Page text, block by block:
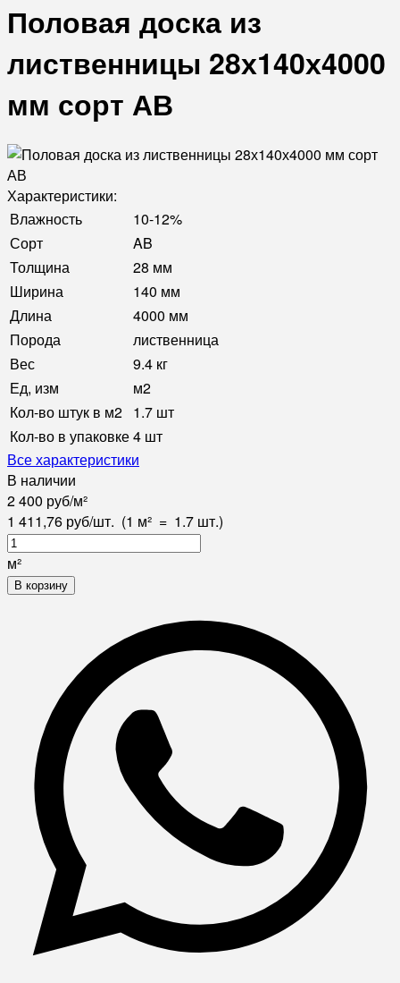
Половая доска из
лиственницы 28х140х4000
мм сорт АВ
Характеристики:
Влажность
10-12%
Сорт
AB
Толщина
28 мм
Ширина
140 мм
Длина
4000 мм
Порода
лиственница
Вес
9.4 кг
Ед, изм
м2
Кол-во штук в м2 1.7 шт
Кол-во в упаковке4 шт
Все характеристики
В наличии
2 400 руб/м²
1 411,76 руб/шт. (1 м² = 1.7 шт.)
м²
В корзину